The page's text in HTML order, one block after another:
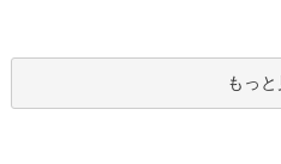
もっと